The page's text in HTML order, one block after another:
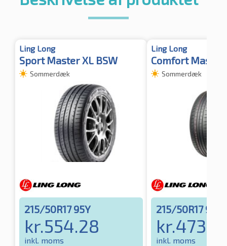
Ling Long
Sport Master XL BSW
Sommerdæk
215/50R17 95Y
kr.554.28
inkl. moms
Ling Long
Comfort Master
Sommerdæk
215/50R17 95V
kr.
inkl. moms